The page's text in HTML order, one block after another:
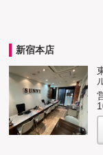
新宿本店